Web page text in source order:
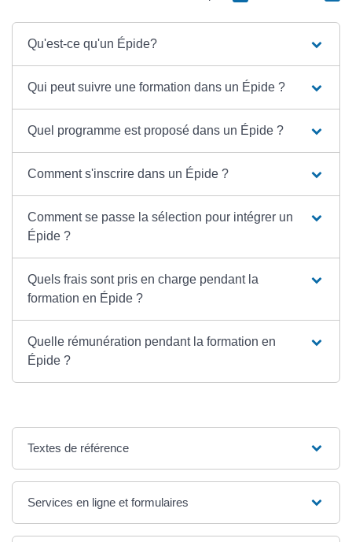
Qu'est-ce qu'un Épide?
Qui peut suivre une formation dans un Épide ?
Quel programme est proposé dans un Épide ?
Comment s'inscrire dans un Épide ?
Comment se passe la sélection pour intégrer un
Épide ?
Quels frais sont pris en charge pendant la
formation en Épide ?
Quelle rémunération pendant la formation en
Épide ?
Textes de référence
Services en ligne et formulaires